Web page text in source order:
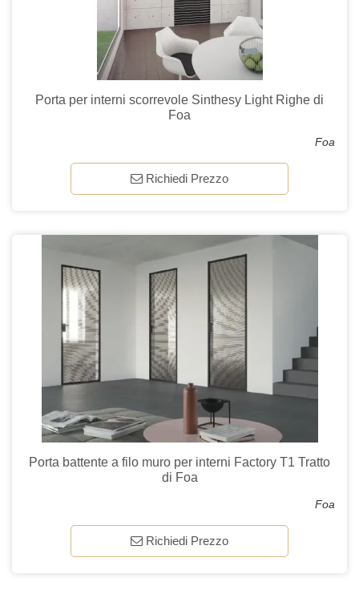
Porta per interni scorrevole Sinthesy Light Righe di
Foa
Foa
Richiedi Prezzo
Porta battente a filo muro per interni Factory T1 Tratto
di Foa
Foa
Richiedi Prezzo